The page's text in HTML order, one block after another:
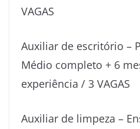
VAGAS
Auxiliar de escritório –
Médio completo + 6
experiência / 3 VAGAS
Auxiliar de limpeza –